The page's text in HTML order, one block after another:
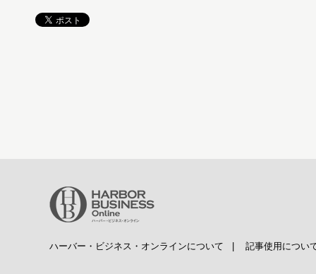
ハーバー・ビジネス・オンラインについて 記事使用につい